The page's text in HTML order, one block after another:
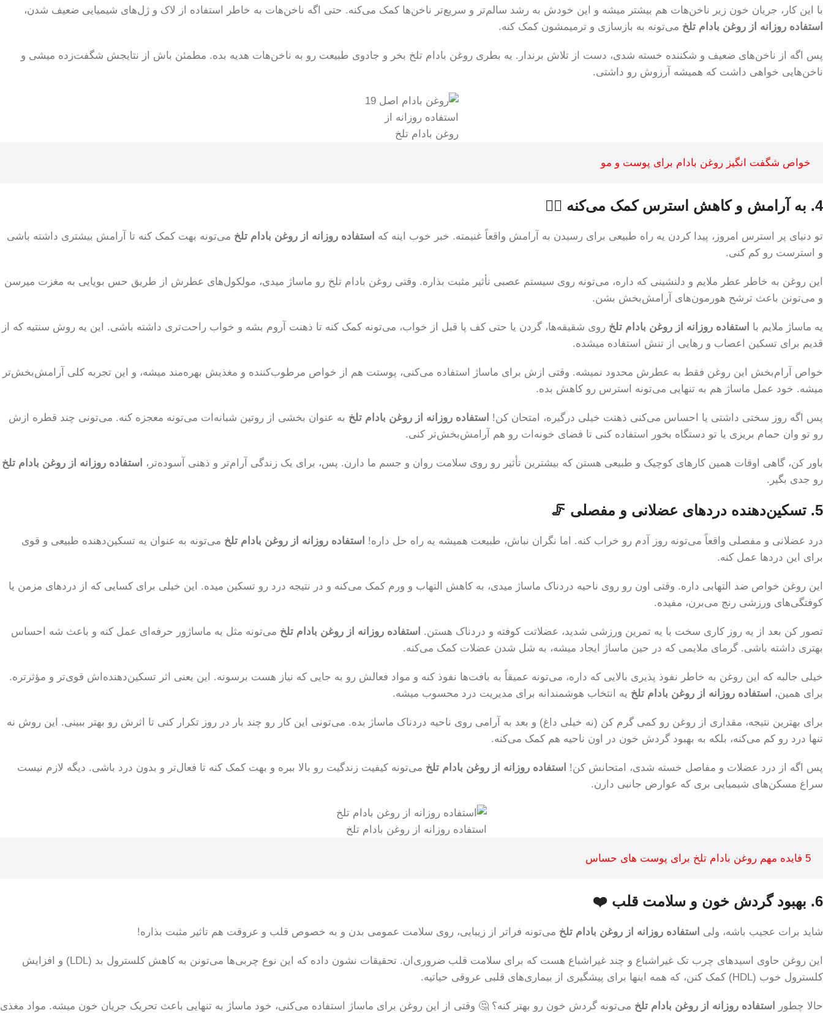
با این کار، جریان خون زیر ناخن‌هات هم بیشتر میشه و این خودش به رشد سالم‌تر و سریع‌تر ناخن‌ها کمک می‌کنه. حتی اگه ناخن‌هات به خاطر استفاده از لاک و ژل‌های شیمیایی ضعیف شدن،
استفاده روزانه از روغن بادام تلخ می‌تونه به بازسازی و ترمیمشون کمک کنه.
پس اگه از ناخن‌های ضعیف و شکننده خسته شدی، دست از تلاش برندار. یه بطری روغن بادام تلخ بخر و جادوی طبیعت رو به ناخن‌هات هدیه بده. مطمئن باش از نتایجش شگفت‌زده میشی و
ناخن‌هایی خواهی داشت که همیشه آرزوش رو داشتی.
استفاده روزانه از
روغن بادام تلخ
خواص شگفت انگیز روغن بادام برای پوست و مو
4. به آرامش و کاهش استرس کمک می‌کنه 🧘‍♂️
تو دنیای پر استرس امروز، پیدا کردن یه راه طبیعی برای رسیدن به آرامش واقعاً غنیمته. خبر خوب اینه که استفاده روزانه از روغن بادام تلخ می‌تونه بهت کمک کنه تا آرامش بیشتری داشته باشی
و استرست رو کم کنی.
این روغن به خاطر عطر ملایم و دلنشینی که داره، می‌تونه روی سیستم عصبی تأثیر مثبت بذاره. وقتی روغن بادام تلخ رو ماساژ میدی، مولکول‌های عطرش از طریق حس بویایی به مغزت میرسن
و می‌تونن باعث ترشح هورمون‌های آرامش‌بخش بشن.
یه ماساژ ملایم با استفاده روزانه از روغن بادام تلخ روی شقیقه‌ها، گردن یا حتی کف پا قبل از خواب، می‌تونه کمک کنه تا ذهنت آروم بشه و خواب راحت‌تری داشته باشی. این یه روش سنتیه که از
قدیم برای تسکین اعصاب و رهایی از تنش استفاده میشده.
خواص آرام‌بخش این روغن فقط به عطرش محدود نمیشه. وقتی ازش برای ماساژ استفاده می‌کنی، پوستت هم از خواص مرطوب‌کننده و مغذیش بهره‌مند میشه، و این تجربه کلی آرامش‌بخش‌تر
میشه. خود عمل ماساژ هم به تنهایی می‌تونه استرس رو کاهش بده.
پس اگه روز سختی داشتی یا احساس می‌کنی ذهنت خیلی درگیره، امتحان کن! استفاده روزانه از روغن بادام تلخ به عنوان بخشی از روتین شبانه‌ات می‌تونه معجزه کنه. می‌تونی چند قطره ازش
رو تو وان حمام بریزی یا تو دستگاه بخور استفاده کنی تا فضای خونه‌ات رو هم آرامش‌بخش‌تر کنی.
باور کن، گاهی اوقات همین کارهای کوچیک و طبیعی هستن که بیشترین تأثیر رو روی سلامت روان و جسم ما دارن. پس، برای یک زندگی آرام‌تر و ذهنی آسوده‌تر، استفاده روزانه از روغن بادام تلخ
رو جدی بگیر.
5. تسکین‌دهنده دردهای عضلانی و مفصلی 🦵
درد عضلانی و مفصلی واقعاً می‌تونه روز آدم رو خراب کنه. اما نگران نباش، طبیعت همیشه یه راه حل داره! استفاده روزانه از روغن بادام تلخ می‌تونه به عنوان یه تسکین‌دهنده طبیعی و قوی
برای این دردها عمل کنه.
این روغن خواص ضد التهابی داره. وقتی اون رو روی ناحیه دردناک ماساژ میدی، به کاهش التهاب و ورم کمک می‌کنه و در نتیجه درد رو تسکین میده. این خیلی برای کسایی که از دردهای مزمن یا
کوفتگی‌های ورزشی رنج می‌برن، مفیده.
تصور کن بعد از یه روز کاری سخت یا یه تمرین ورزشی شدید، عضلاتت کوفته و دردناک هستن. استفاده روزانه از روغن بادام تلخ می‌تونه مثل یه ماساژور حرفه‌ای عمل کنه و باعث شه احساس
بهتری داشته باشی. گرمای ملایمی که در حین ماساژ ایجاد میشه، به شل شدن عضلات کمک می‌کنه.
خیلی جالبه که این روغن به خاطر نفوذ پذیری بالایی که داره، می‌تونه عمیقاً به بافت‌ها نفوذ کنه و مواد فعالش رو به جایی که نیاز هست برسونه. این یعنی اثر تسکین‌دهنده‌اش قوی‌تر و مؤثرتره.
برای همین، استفاده روزانه از روغن بادام تلخ یه انتخاب هوشمندانه برای مدیریت درد محسوب میشه.
برای بهترین نتیجه، مقداری از روغن رو کمی گرم کن (نه خیلی داغ) و بعد به آرامی روی ناحیه دردناک ماساژ بده. می‌تونی این کار رو چند بار در روز تکرار کنی تا اثرش رو بهتر ببینی. این روش نه
تنها درد رو کم می‌کنه، بلکه به بهبود گردش خون در اون ناحیه هم کمک می‌کنه.
پس اگه از درد عضلات و مفاصل خسته شدی، امتحانش کن! استفاده روزانه از روغن بادام تلخ می‌تونه کیفیت زندگیت رو بالا ببره و بهت کمک کنه تا فعال‌تر و بدون درد باشی. دیگه لازم نیست
سراغ مسکن‌های شیمیایی بری که عوارض جانبی دارن.
استفاده روزانه از روغن بادام تلخ
5 فایده مهم روغن بادام تلخ برای پوست های حساس
6. بهبود گردش خون و سلامت قلب ❤️
شاید برات عجیب باشه، ولی استفاده روزانه از روغن بادام تلخ می‌تونه فراتر از زیبایی، روی سلامت عمومی بدن و به خصوص قلب و عروقت هم تاثیر مثبت بذاره!
این روغن حاوی اسیدهای چرب تک غیراشباع و چند غیراشباع هست که برای سلامت قلب ضروری‌ان. تحقیقات نشون داده که این نوع چربی‌ها می‌تونن به کاهش کلسترول بد (LDL) و افزایش
کلسترول خوب (HDL) کمک کنن، که همه‌ اینها برای پیشگیری از بیماری‌های قلبی عروقی حیاتیه.
حالا چطور استفاده روزانه از روغن بادام تلخ می‌تونه گردش خون رو بهتر کنه؟ 🤔 وقتی از این روغن برای ماساژ استفاده می‌کنی، خود ماساژ به تنهایی باعث تحریک جریان خون میشه. مواد مغذی